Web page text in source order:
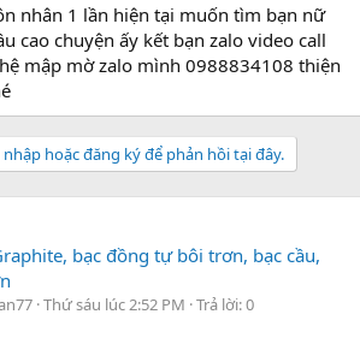
nhân 1 lần hiện tại muốn tìm bạn nữ
cao chuyện ấy kết bạn zalo video call
mập mờ zalo mình 0988834108 thiện
hoặc đăng ký để phản hồi tại đây.
bạc đồng tự bôi trơn, bạc cầu,
Thứ sáu lúc 2:52 PM Trả lời: 0